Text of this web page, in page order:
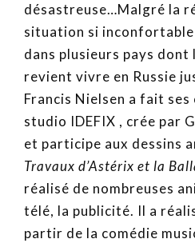
désastreuse…Malgré la
situation si inconfortable
dans plusieurs pays dont
revient vivre en Russie
Francis Nielsen a fait ses
studio IDEFIX , crée par
et participe aux dessins
Travaux d’Astérix et la
réalisé de nombreuses
télé, la publicité. Il a
partir de la comédie